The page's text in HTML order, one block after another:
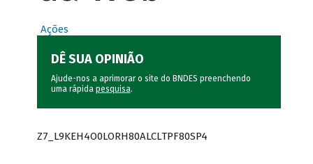
Ações
DÊ SUA OPINIÃO
Ajude-nos a aprimorar o site do BNDES preenchendo
uma rápida pesquisa.
Z7_L9KEH4O0LORH80ALCLTPF80SP4